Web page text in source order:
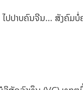
ນ ໄປປາບຄົນຈີນ… ສັງ